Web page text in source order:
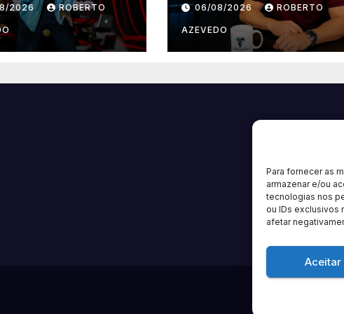
Para fornecer as
armazenar e/ou
tecnologias nos
ou IDs exclusivos
afetar
Aceitar
2026 ROBERTO
estreia nova
temporada e reúne
grandes nomes da
brasileira
06/08/2026 ROBERTO
AZEVEDO